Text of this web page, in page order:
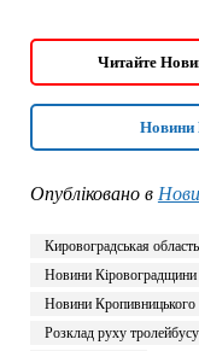
Читайте
Новини
Опубліковано в
Кировоградськая область
Новини Кіровоградщини
Новини Кропивницького
Розклад руху тролейбусу